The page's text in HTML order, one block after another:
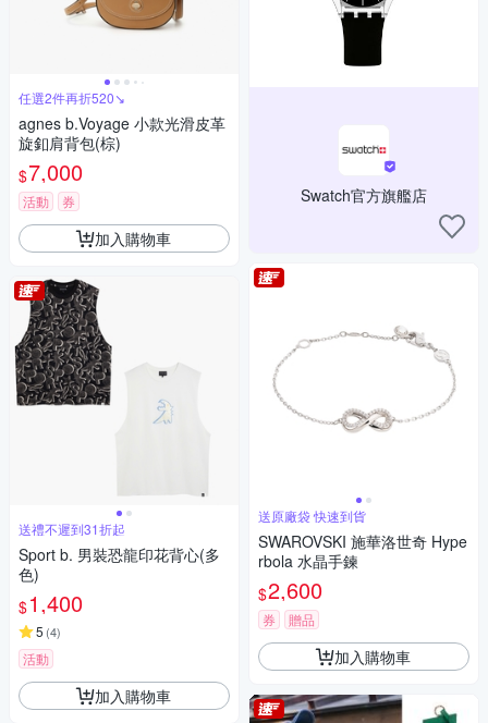
任選2件再折520↘
agnes b.Voyage 小款光滑皮革
旋釦肩背包(棕)
$7,000
活動 券
加入購物車
送禮不遲到31折起
Sport b. 男裝恐龍印花背心(多
色)
$1,400
5 (4)
活動
加入購物車
Swatch官方旗艦店
送原廠袋 快速到貨
SWAROVSKI 施華洛世奇 Hype
rbola 水晶手鍊
$2,600
券 贈品
加入購物車